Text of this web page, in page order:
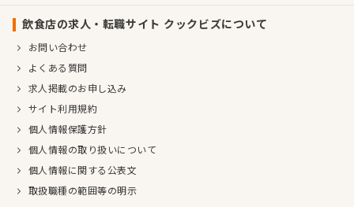
飲食店の求人・転職サイト クックビズについて
お問い合わせ
よくある質問
求人掲載のお申し込み
サイト利用規約
個人情報保護方針
個人情報の取り扱いについて
個人情報に関する公表文
取扱職種の範囲等の明示